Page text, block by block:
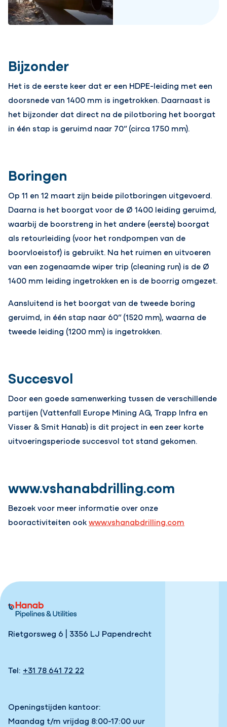
Bijzonder
Het is de eerste keer dat er een HDPE-leiding met een
doorsnede van 1400 mm is ingetrokken. Daarnaast is
het bijzonder dat direct na de pilotboring het boorgat
in één stap is geruimd naar 70” (circa 1750 mm).
Boringen
Op 11 en 12 maart zijn beide pilotboringen uitgevoerd.
Daarna is het boorgat voor de Ø 1400 leiding geruimd,
waarbij de boorstreng in het andere (eerste) boorgat
als retourleiding (voor het rondpompen van de
boorvloeistof) is gebruikt. Na het ruimen en uitvoeren
van een zogenaamde wiper trip (cleaning run) is de Ø
1400 mm leiding ingetrokken en is de boorrig omgezet.
Aansluitend is het boorgat van de tweede boring
geruimd, in één stap naar 60” (1520 mm), waarna de
tweede leiding (1200 mm) is ingetrokken.
Succesvol
Door een goede samenwerking tussen de verschillende
partijen (Vattenfall Europe Mining AG, Trapp Infra en
Visser & Smit Hanab) is dit project in een zeer korte
uitvoeringsperiode succesvol tot stand gekomen.
www.vshanabdrilling.com
Bezoek voor meer informatie over onze
booractiviteiten ookwww.vshanabdrilling.com
Rietgorsweg 6 | 3356 LJ Papendrecht
Tel: +31 78 641 72 22
Openingstijden kantoor:
Maandag t/m vrijdag 8:00-17:00 uur